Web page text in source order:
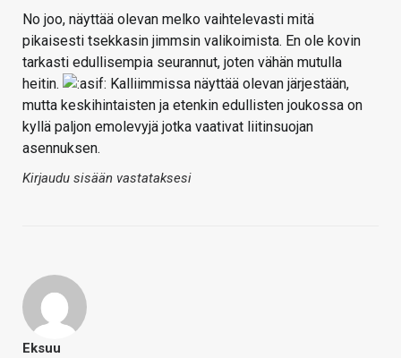
No joo, näyttää olevan melko vaihtelevasti mitä
pikaisesti tsekkasin jimmsin valikoimista. En ole kovin
tarkasti edullisempia seurannut, joten vähän mutulla
heitin.
Kalliimmissa näyttää olevan järjestään,
mutta keskihintaisten ja etenkin edullisten joukossa on
kyllä paljon emolevyjä jotka vaativat liitinsuojan
asennuksen.
Kirjaudu sisään vastataksesi
Eksuu